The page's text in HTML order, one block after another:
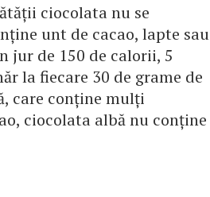
ciocolata nu se
unt de cacao, lapte sau
jur de 150 de calorii, 5
la fiecare 30 de grame de
care conține mulți
ciocolata albă nu conține